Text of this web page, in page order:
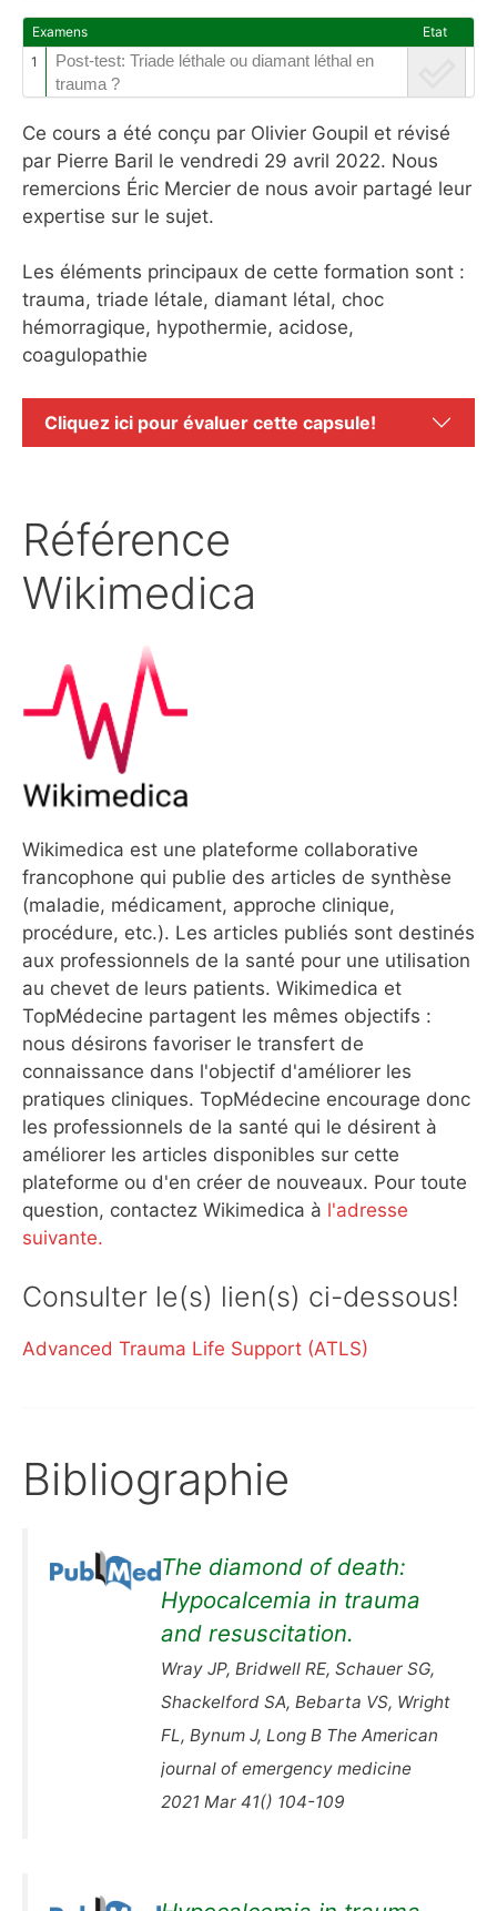
Examens
Etat
1
Post-test: Triade léthale ou diamant léthal en
trauma ?
Ce cours a été conçu par Olivier Goupil et révisé
par Pierre Baril le vendredi 29 avril 2022. Nous
remercions Éric Mercier de nous avoir partagé leur
expertise sur le sujet.
Les éléments principaux de cette formation sont :
trauma, triade létale, diamant létal, choc
hémorragique, hypothermie, acidose,
coagulopathie
Cliquez ici pour évaluer cette capsule!
Référence
Wikimedica
Wikimedica est une plateforme collaborative
francophone qui publie des articles de synthèse
(maladie, médicament, approche clinique,
procédure, etc.). Les articles publiés sont destinés
aux professionnels de la santé pour une utilisation
au chevet de leurs patients. Wikimedica et
TopMédecine partagent les mêmes objectifs :
nous désirons favoriser le transfert de
connaissance dans l'objectif d'améliorer les
pratiques cliniques. TopMédecine encourage donc
les professionnels de la santé qui le désirent à
améliorer les articles disponibles sur cette
plateforme ou d'en créer de nouveaux. Pour toute
question, contactez Wikimedica à l'adresse
suivante.
Consulter le(s) lien(s) ci-dessous!
Advanced Trauma Life Support (ATLS)
Bibliographie
The diamond of death:
Hypocalcemia in trauma
and resuscitation.
Wray JP, Bridwell RE, Schauer SG,
Shackelford SA, Bebarta VS, Wright
FL, Bynum J, Long B The American
journal of emergency medicine
2021 Mar 41() 104-109